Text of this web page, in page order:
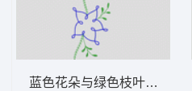
蓝色花朵与绿色枝叶刺绣图